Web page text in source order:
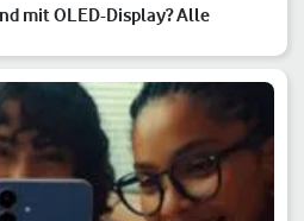
mit OLED-Display? Alle